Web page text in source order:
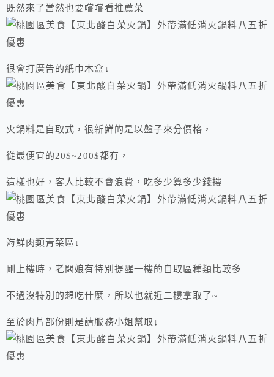
既然來了當然也要嚐嚐看推薦菜
很會打廣告的紙巾木盒↓
火鍋料是自取式，很新鮮的是以盤子來分價格，
從最便宜的20$~200$都有，
這樣也好，客人比較不會浪費，吃多少算多少錢摟
海鮮肉類青菜區↓
剛上樓時，老闆娘有特別提醒一樓的自取區種類比較多
不過沒特別的想吃什麼，所以也就近二樓拿取了~
至於肉片部份則是請服務小姐幫取↓